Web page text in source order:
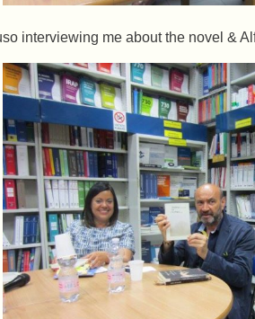
interviewing me about the novel &